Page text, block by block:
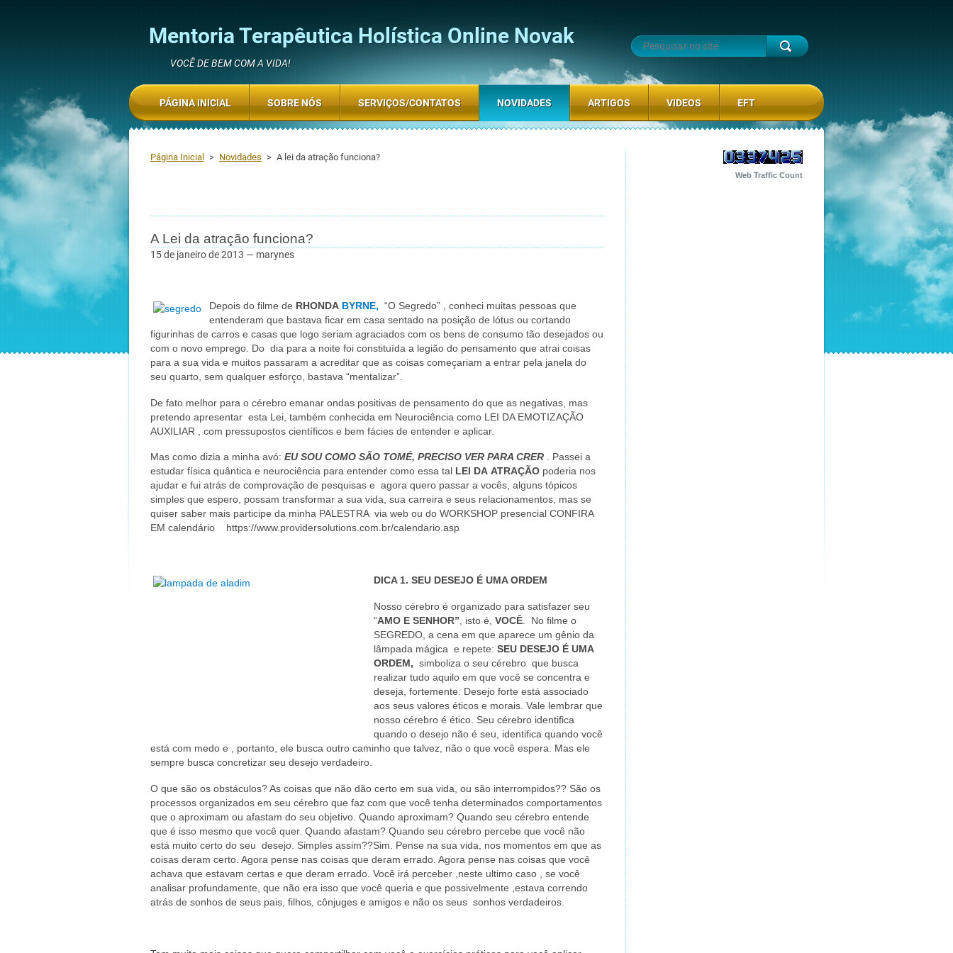
Mentoria Terapêutica Holística Online Novak
VOCÊ DE BEM COM A VIDA!
Página Inicial > Novidades > A lei da atração funciona?
A Lei da atração funciona?
15 de janeiro de 2013 — marynes
Depois do filme de RHONDA BYRNE, “O Segredo” , conheci muitas pessoas que
entenderam que bastava ficar em casa sentado na posição de lótus ou cortando
figurinhas de carros e casas que logo seriam agraciados com os bens de consumo tão desejados ou
com o novo emprego. Do dia para a noite foi constituída a legião do pensamento que atrai coisas
para a sua vida e muitos passaram a acreditar que as coisas começariam a entrar pela janela do
seu quarto, sem qualquer esforço, bastava “mentalizar”.
De fato melhor para o cérebro emanar ondas positivas de pensamento do que as negativas, mas
pretendo apresentar esta Lei, também conhecida em Neurociência como LEI DA EMOTIZAÇÃO
AUXILIAR , com pressupostos científicos e bem fácies de entender e aplicar.
Mas como dizia a minha avó: EU SOU COMO SÃO TOMÉ, PRECISO VER PARA CRER . Passei a
estudar física quântica e neurociência para entender como essa tal LEI DA ATRAÇÃO poderia nos
ajudar e fui atrás de comprovação de pesquisas e agora quero passar a vocês, alguns tópicos
simples que espero, possam transformar a sua vida, sua carreira e seus relacionamentos, mas se
quiser saber mais participe da minha PALESTRA via web ou do WORKSHOP presencial CONFIRA
EM calendário https://www.providersolutions.com.br/calendario.asp
DICA 1. SEU DESEJO É UMA ORDEM
Nosso cérebro é organizado para satisfazer seu
“AMO E SENHOR” , isto é, VOCÊ . No filme o
SEGREDO, a cena em que aparece um gênio da
lâmpada mágica e repete: SEU DESEJO É UMA
ORDEM, simboliza o seu cérebro que busca
realizar tudo aquilo em que você se concentra e
deseja, fortemente. Desejo forte está associado
aos seus valores éticos e morais. Vale lembrar que
nosso cérebro é ético. Seu cérebro identifica
quando o desejo não é seu, identifica quando você
está com medo e , portanto, ele busca outro caminho que talvez, não o que você espera. Mas ele
sempre busca concretizar seu desejo verdadeiro.
O que são os obstáculos? As coisas que não dão certo em sua vida, ou são interrompidos?? São os
processos organizados em seu cérebro que faz com que você tenha determinados comportamentos
que o aproximam ou afastam do seu objetivo. Quando aproximam? Quando seu cérebro entende
que é isso mesmo que você quer. Quando afastam? Quando seu cérebro percebe que você não
está muito certo do seu desejo. Simples assim??Sim. Pense na sua vida, nos momentos em que as
coisas deram certo. Agora pense nas coisas que deram errado. Agora pense nas coisas que você
achava que estavam certas e que deram errado. Você irá perceber ,neste ultimo caso , se você
analisar profundamente, que não era isso que você queria e que possivelmente ,estava correndo
atrás de sonhos de seus pais, filhos, cônjuges e amigos e não os seus sonhos verdadeiros.
Web Traffic Count
PÁGINA INICIAL SOBRE NÓS SERVIÇOS/CONTATOS NOVIDADES ARTIGOS VIDEOS EFT